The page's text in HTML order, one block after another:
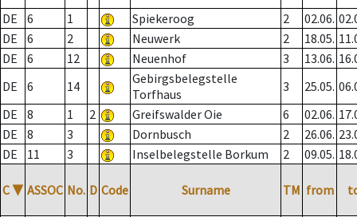
DE
6 1 Spiekeroog 2 02.06.
DE
6 2 Neuwerk 2 18.05.
DE
6 12 Neuenhof 3 13.06.
DE
6 14
Gebirgsbelegstelle
Torfhaus
3 25.05.
DE
8 1 2 Greifswalder Oie 6 02.06.
DE
8 3 Dornbusch 2 26.06.
DE
11 3 Inselbelegstelle Borkum 2 09.05.
C ▼ ASSOC No. D Code Surname TM from